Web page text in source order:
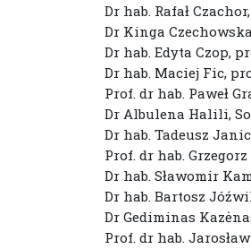
Dr hab. Rafał
Dr Kinga
Dr hab. Edyta Czop,
Dr hab. Maciej Fic,
Prof. dr hab. Paweł
Dr Albulena Halili,
Dr hab. Tadeusz
Prof. dr hab.
Dr hab. Sławomir
Dr hab. Bartosz
Dr Gediminas
Prof. dr hab.